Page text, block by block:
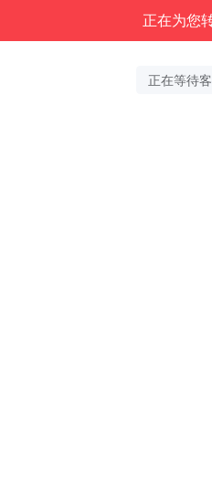
正在为您
正在等待